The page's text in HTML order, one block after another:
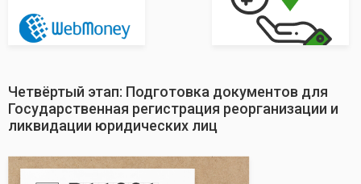
Четвёртый этап: Подготовка документов для
Государственная регистрация реорганизации и
ликвидации юридических лиц